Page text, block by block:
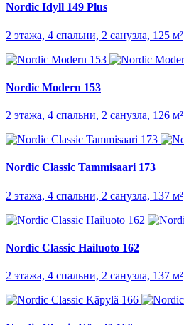
Nordic Idyll 149 Plus
2 этажа, 4 спальни, 2 санузла, 125 м²
Nordic Modern 153
2 этажа, 4 спальни, 2 санузла, 126 м²
Nordic Classic Tammisaari 173
2 этажа, 4 спальни, 2 санузла, 137 м²
Nordic Classic Hailuoto 162
2 этажа, 4 спальни, 2 санузла, 137 м²